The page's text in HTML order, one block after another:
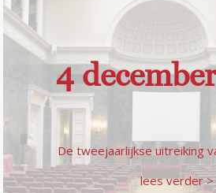
4
De tweejaarlijkse uitreiking
lees verder >